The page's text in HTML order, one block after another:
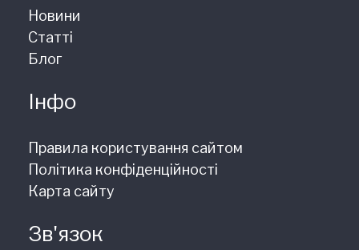
Новини
Статті
Блог
Інфо
Правила користування сайтом
Політика конфіденційності
Карта сайту
Зв'язок